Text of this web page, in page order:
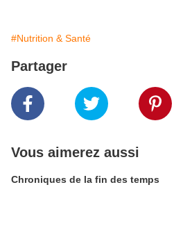
#Nutrition & Santé
Partager
Vous aimerez aussi
Chroniques de la fin des temps